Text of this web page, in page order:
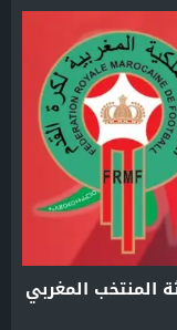
المنتخب المغربي